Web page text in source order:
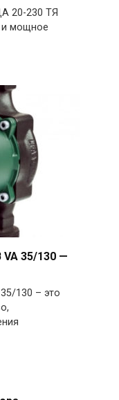
20-230 ТЯ
и мощное
VA 35/130 —
130 – это